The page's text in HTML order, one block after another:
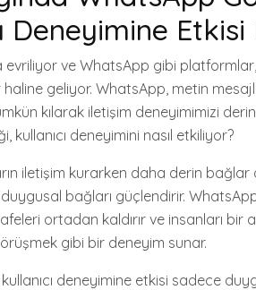
Deneyimine
evriliyor ve WhatsApp gibi
geliyor. WhatsApp, metin
kılarak iletişim deneyimimizi
deneyimini nasıl etkiliyor?
iletişim kurarken daha derin bağlar
bağları güçlendirir.
ortadan kaldırır ve insanları bir
gibi bir deneyim sunar.
deneyimine etkisi sadece